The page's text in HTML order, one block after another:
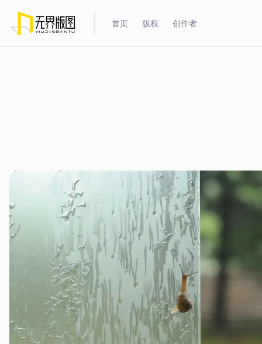
首页 版权 创作者